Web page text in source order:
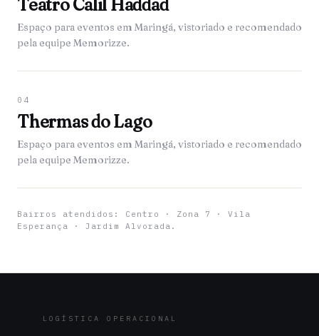
Teatro Calil Haddad
Espaço para eventos em Maringá, vistoriado e recomendado
pela equipe Memorizze.
04
Thermas do Lago
Espaço para eventos em Maringá, vistoriado e recomendado
pela equipe Memorizze.
Bairros atendidos: Centro · Zona 7 · Vila
Esperança · Jardim Alvorada.
LOGÍSTICA OPERACIONAL